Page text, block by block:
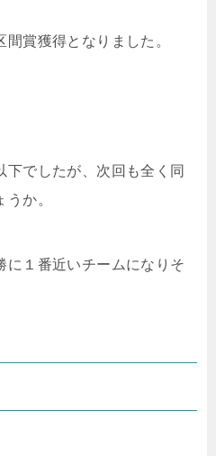
賞獲得となりました。
でしたが、次回も全く同
か。
に１番近いチームになりそ